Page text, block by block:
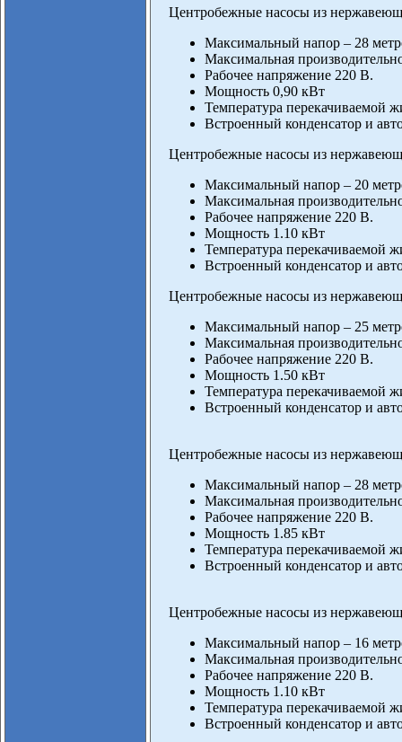
Центробежные насосы из
Максимальный напор – 28
Максимальная
Рабочее напряжение 220 В.
Мощность 0,90 кВт
Температура перекачиваемой
Встроенный конденсатор и
Центробежные насосы из
Максимальный напор – 20
Максимальная
Рабочее напряжение 220 В.
Мощность 1.10 кВт
Температура перекачиваемой
Встроенный конденсатор и
Центробежные насосы из
Максимальный напор – 25
Максимальная
Рабочее напряжение 220 В.
Мощность 1.50 кВт
Температура перекачиваемой
Встроенный конденсатор и
Центробежные насосы из
Максимальный напор – 28
Максимальная
Рабочее напряжение 220 В.
Мощность 1.85 кВт
Температура перекачиваемой
Встроенный конденсатор и
Центробежные насосы из
Максимальный напор – 16
Максимальная
Рабочее напряжение 220 В.
Мощность 1.10 кВт
Температура перекачиваемой
Встроенный конденсатор и